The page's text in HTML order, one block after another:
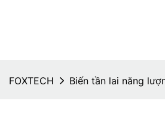
FOXTECH Biến tần lai năng